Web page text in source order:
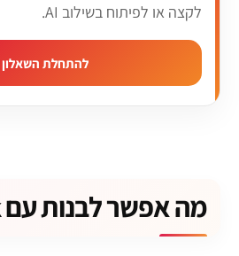
לקצה או לפיתוח בשילוב AI.
להתחלת השאלון
מה אפשר לבנות עם Full Stack?